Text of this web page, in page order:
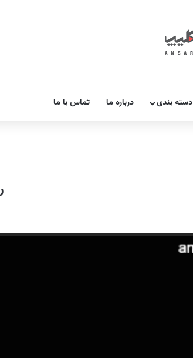
دسته بندی درباره ما تماس با ما